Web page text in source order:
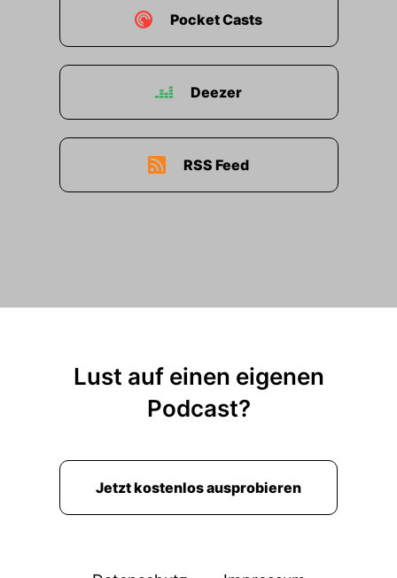
Pocket Casts
Deezer
RSS Feed
Lust auf einen eigenen
Podcast?
Jetzt kostenlos ausprobieren